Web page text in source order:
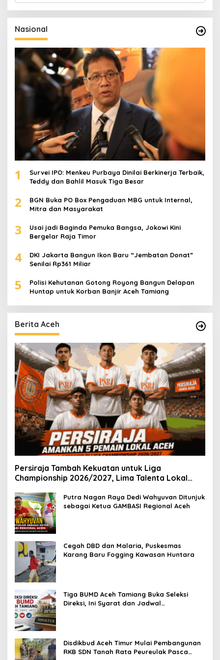
i
u
n
t
k
:
Nasional
1
Survei IPO: Menkeu Purbaya Dinilai Berkinerja Terbaik,
Teddy dan Bahlil Masuk Tiga Besar
2
BGN Buka PO Box Pengaduan MBG untuk Internal,
Mitra dan Masyarakat
3
Usai jadi Baginda Pemuka Bangsa, Jokowi Kini
Bergelar Raja Timor
4
DKI Jakarta Bangun Ikon Baru “Jembatan Donat”
Senilai Rp361 Miliar
5
Polisi Kehutanan Gotong Royong Bangun Delapan
Huntap untuk Korban Banjir Aceh Tamiang
Berita Aceh
Persiraja Tambah Kekuatan untuk Liga
Championship 2026/2027, Lima Talenta Lokal
Putra Nagan Raya Dedi Wahyuvan Ditunjuk
sebagai Ketua GAMBASI Regional Aceh
Cegah DBD dan Malaria, Puskesmas
Karang Baru Fogging Kawasan Huntara
Tiga BUMD Aceh Tamiang Buka Seleksi
Direksi, Ini Syarat dan Jadwal
Disdikbud Aceh Timur Mulai Pembangunan
RKB SDN Tanah Rata Peureulak Pasca